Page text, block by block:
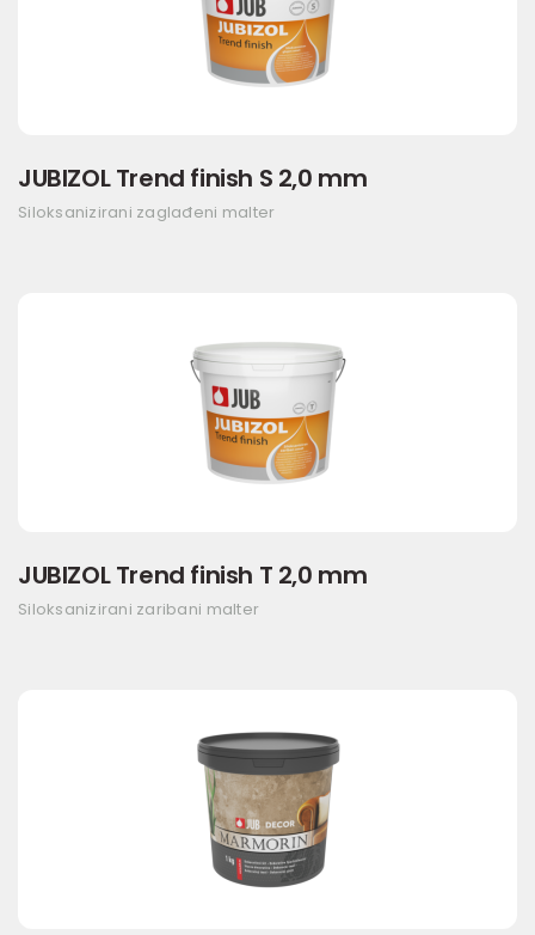
JUBIZOL Trend finish S 2,0 mm
Siloksanizirani zaglađeni malter
JUBIZOL Trend finish T 2,0 mm
Siloksanizirani zaribani malter